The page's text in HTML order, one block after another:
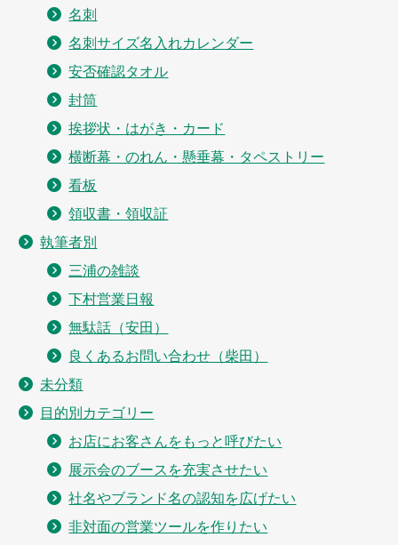
名刺
名刺サイズ名入れカレンダー
安否確認タオル
封筒
挨拶状・はがき・カード
横断幕・のれん・懸垂幕・タペストリー
看板
領収書・領収証
執筆者別
三浦の雑談
下村営業日報
無駄話（安田）
良くあるお問い合わせ（柴田）
未分類
目的別カテゴリー
お店にお客さんをもっと呼びたい
展示会のブースを充実させたい
社名やブランド名の認知を広げたい
非対面の営業ツールを作りたい